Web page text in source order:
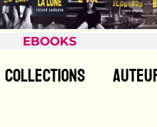
EBOOKS
COLLECTIONS